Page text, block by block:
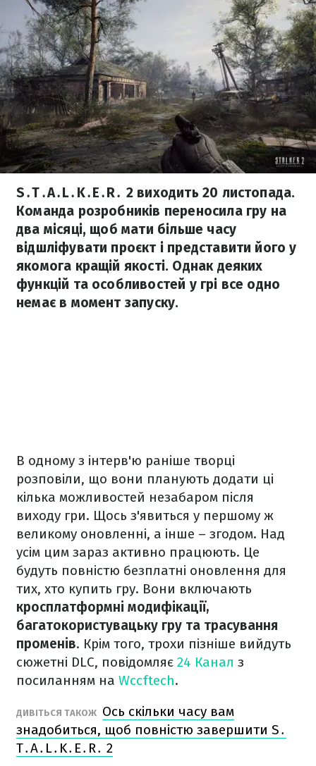
S․T․A․L․K․E․R․ 2 виходить 20 листопада.
Команда розробників переносила гру на
два місяці, щоб мати більше часу
відшліфувати проєкт і представити його у
якомога кращій якості. Однак деяких
функцій та особливостей у грі все одно
немає в момент запуску.
В одному з інтерв'ю раніше творці
розповіли, що вони планують додати ці
кілька можливостей незабаром після
виходу гри. Щось з'явиться у першому ж
великому оновленні, а інше – згодом. Над
усім цим зараз активно працюють. Це
будуть повністю безплатні оновлення для
тих, хто купить гру. Вони включають
кросплатформні модифікації,
багатокористувацьку гру та трасування
променів. Крім того, трохи пізніше вийдуть
сюжетні DLC, повідомляє 24 Канал з
посиланням на Wccftech.
ДИВІТЬСЯ ТАКОЖ Ось скільки часу вам
знадобиться, щоб повністю завершити S․
T․A․L․K․E․R․ 2